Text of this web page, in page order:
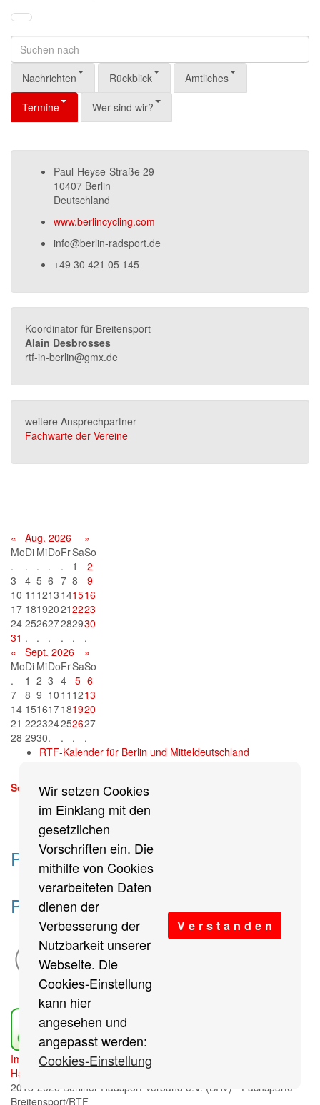
Wir setzen Cookies
im Einklang mit den
gesetzlichen
Vorschriften ein. Die
mithilfe von Cookies
verarbeiteten Daten
dienen der
Verbesserung der
Nutzbarkeit unserer
Webseite. Die
Cookies-Einstellung
kann hier
angesehen und
angepasst werden:
Cookies-Einstellung
V e r s t a n d e n
Nachrichten Rückblick Amtliches
Termine Wer sind wir?
Paul-Heyse-Straße 29
10407 Berlin
Deutschland
www.berlincycling.com
info@berlin-radsport.de
+49 30 421 05 145
Koordinator für Breitensport
Alain Desbrosses
rtf-in-berlin@gmx.de
weitere Ansprechpartner
Fachwarte der Vereine
« Aug. 2026
»
MoDi MiDoFrSaSo
.
. . . . 1
2
3
4 5 6 7 8
9
10 11 1213 141516
17 181920212223
24 252627282930
31 . . . . .
.
«
Sept. 2026
»
MoDi MiDoFrSaSo
.
1 2 3 4 5 6
7 8 9 10 11 1213
14 151617181920
21 222324252627
28 2930. . .
.
RTF-Kalender für Berlin und Mitteldeutschland
Sonntag, 13. September 2026
Partner des Breitensports
Partner von BRV-Breitensport.de
Impressum / Cookies Einstellungen
Haftungsausschluss
Sitemap
2018-2026 Berliner Radsport Verband e.V. (BRV) - Fachsparte
Breitensport/RTF